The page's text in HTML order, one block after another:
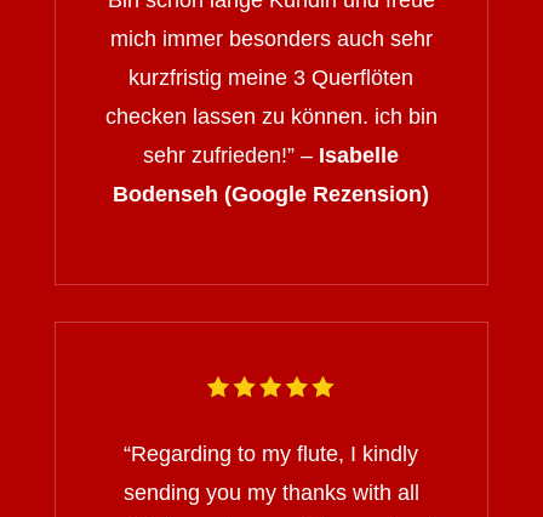
mich immer besonders auch sehr
kurzfristig meine 3 Querflöten
checken lassen zu können. ich bin
sehr zufrieden!” – Isabelle
Bodenseh (Google Rezension)
“Regarding to my flute, I kindly
sending you my thanks with all